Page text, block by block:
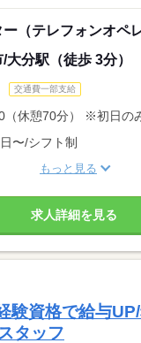
（テレフォンオペ
大分駅（徒歩 3分）
交通費一部支給
（休憩70分） ※初日の
〜/シフト制
もっと見る
求人詳細を見る
験資格で給与
タッフ